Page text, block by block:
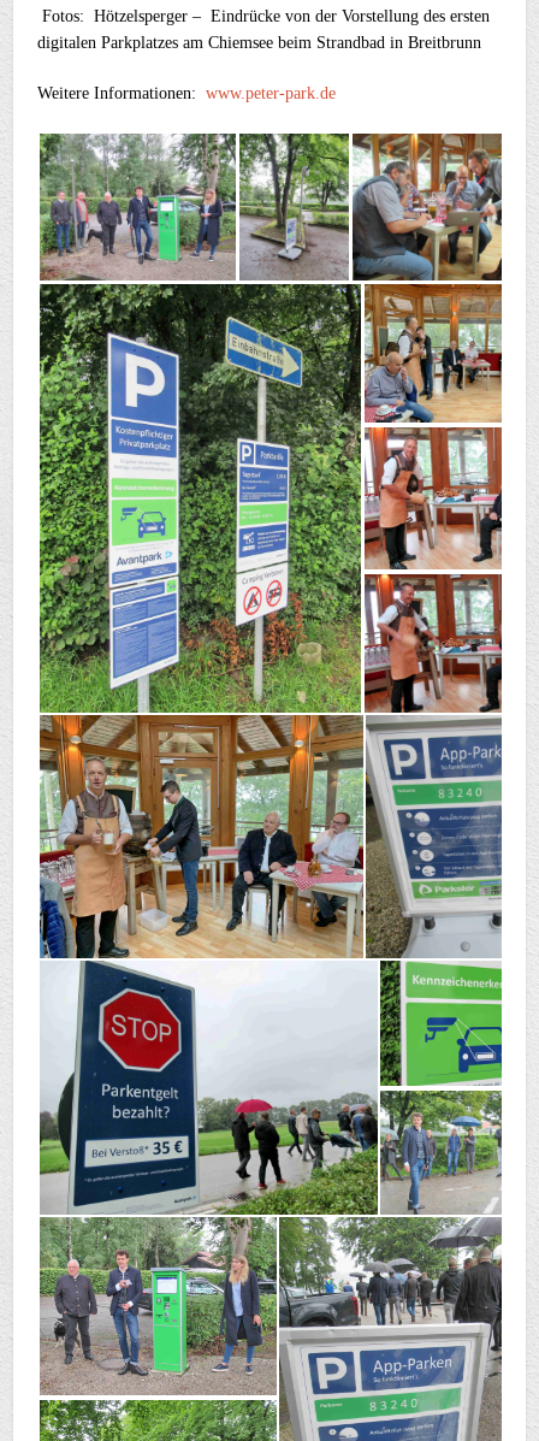
Fotos: Hötzelsperger – Eindrücke von der Vorstellung des ersten
digitalen Parkplatzes am Chiemsee beim Strandbad in Breitbrunn
Weitere Informationen:www.peter-park.de